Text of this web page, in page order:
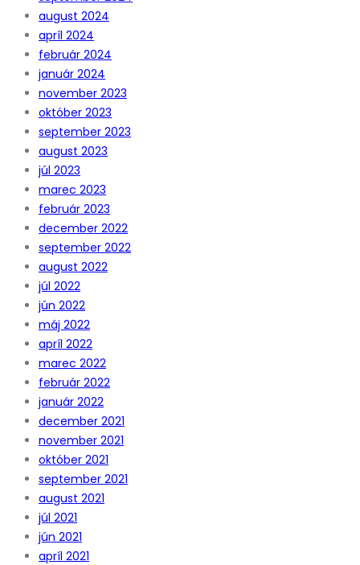
august 2024
apríl 2024
február 2024
január 2024
november 2023
október 2023
september 2023
august 2023
júl 2023
marec 2023
február 2023
december 2022
september 2022
august 2022
júl 2022
jún 2022
máj 2022
apríl 2022
marec 2022
február 2022
január 2022
december 2021
november 2021
október 2021
september 2021
august 2021
júl 2021
jún 2021
apríl 2021